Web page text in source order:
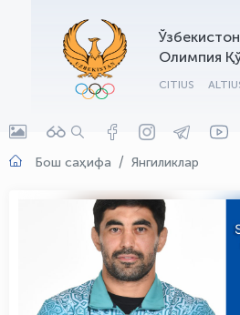
Олимпия
CITIUS
Бош саҳифа Янгиликлар
OLYMPCHIK AI - yordamchi
Онлайн · olympic.uz